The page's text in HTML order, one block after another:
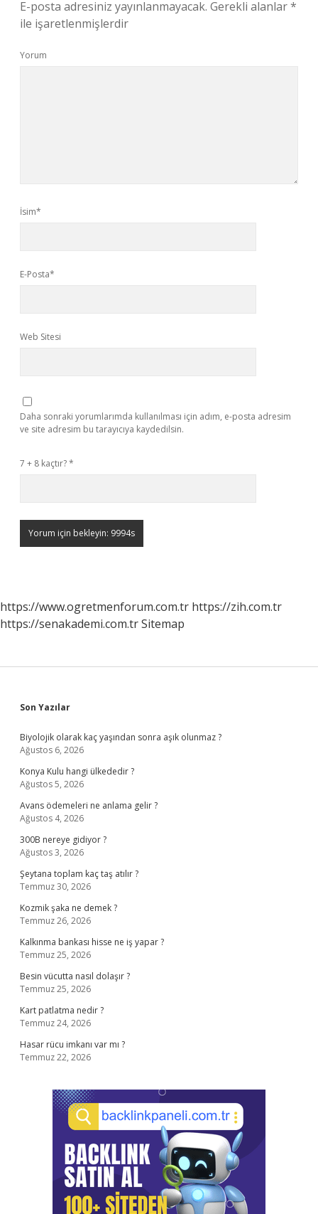
E-posta adresiniz yayınlanmayacak. Gerekli alanlar*
ile işaretlenmişlerdir
Yorum
İsim*
E-Posta*
Web Sitesi
Daha sonraki yorumlarımda kullanılması için adım, e-posta adresim
ve site adresim bu tarayıcıya kaydedilsin.
7 + 8 kaçtır?*
https://www.ogretmenforum.com.tr https://zih.com.tr
https://senakademi.com.trSitemap
Sidebar
Son Yazılar
Biyolojik olarak kaç yaşından sonra aşık olunmaz ?
Ağustos 6, 2026
Konya Kulu hangi ülkededir ?
Ağustos 5, 2026
Avans ödemeleri ne anlama gelir ?
Ağustos 4, 2026
300B nereye gidiyor ?
Ağustos 3, 2026
Şeytana toplam kaç taş atılır ?
Temmuz 30, 2026
Kozmik şaka ne demek ?
Temmuz 26, 2026
Kalkınma bankası hisse ne iş yapar ?
Temmuz 25, 2026
Besin vücutta nasıl dolaşır ?
Temmuz 25, 2026
Kart patlatma nedir ?
Temmuz 24, 2026
Hasar rücu imkanı var mı ?
Temmuz 22, 2026